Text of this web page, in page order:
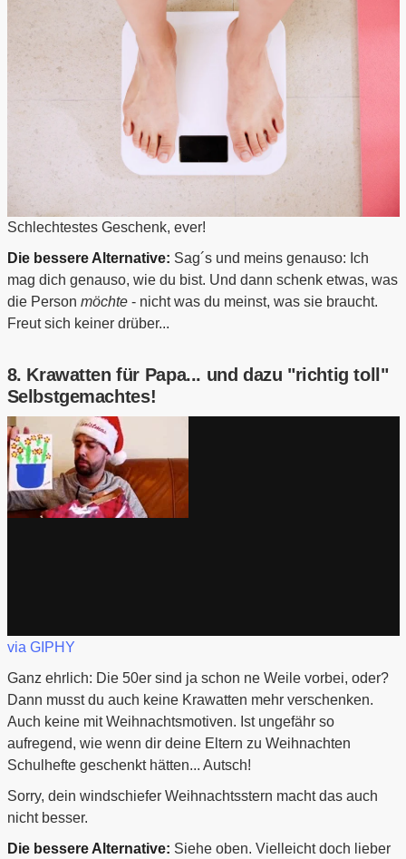
Schlechtestes Geschenk, ever!
Die bessere Alternative: Sag´s und meins genauso: Ich
mag dich genauso, wie du bist. Und dann schenk etwas, was
die Person möchte- nicht was du meinst, was sie braucht.
Freut sich keiner drüber...
8. Krawatten für Papa... und dazu "richtig toll"
Selbstgemachtes!
via GIPHY
Ganz ehrlich: Die 50er sind ja schon ne Weile vorbei, oder?
Dann musst du auch keine Krawatten mehr verschenken.
Auch keine mit Weihnachtsmotiven. Ist ungefähr so
aufregend, wie wenn dir deine Eltern zu Weihnachten
Schulhefte geschenkt hätten... Autsch!
Sorry, dein windschiefer Weihnachtsstern macht das auch
nicht besser.
Die bessere Alternative: Siehe oben. Vielleicht doch lieber